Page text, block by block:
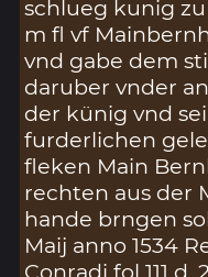
schlueg kunig
m fl vf
vnd gabe dem
daruber vnder
der künig vnd
furderlichen
fleken Main
rechten aus der
hande brngen
Maij anno 1534
Conradi fol 111